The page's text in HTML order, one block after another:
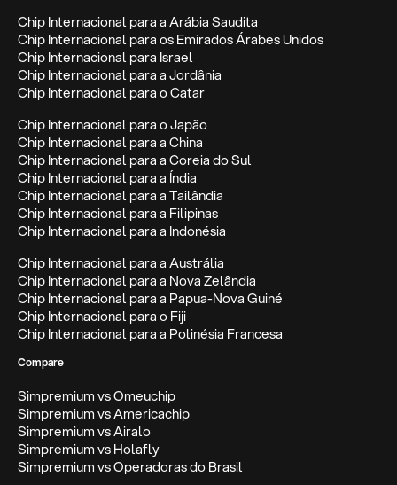
Chip Internacional para a Arábia Saudita
Chip Internacional para os Emirados Árabes Unidos
Chip Internacional para Israel
Chip Internacional para a Jordânia
Chip Internacional para o Catar
Chip Internacional para o Japão
Chip Internacional para a China
Chip Internacional para a Coreia do Sul
Chip Internacional para a Índia
Chip Internacional para a Tailândia
Chip Internacional para a Filipinas
Chip Internacional para a Indonésia
Chip Internacional para a Austrália
Chip Internacional para a Nova Zelândia
Chip Internacional para a Papua-Nova Guiné
Chip Internacional para o Fiji
Chip Internacional para a Polinésia Francesa
Compare
Simpremium vs Omeuchip
Simpremium vs Americachip
Simpremium vs Airalo
Simpremium vs Holafly
Simpremium vs Operadoras do Brasil